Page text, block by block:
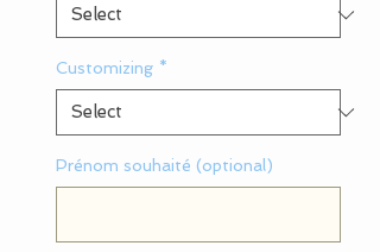
Customizing *
Prénom souhaité (optional)